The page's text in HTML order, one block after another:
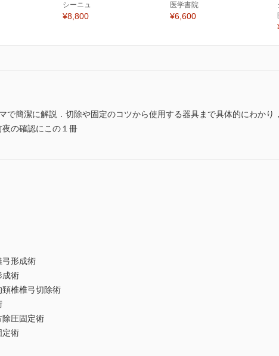
シーニュ
¥8,800
医学書院
¥6,600
で簡潔に解説．切除や固定のコツから使用する器具まで具体的にわかり
の確認にこの１冊
弓形成術
成術
頚椎椎弓切除術
除圧固定術
定術